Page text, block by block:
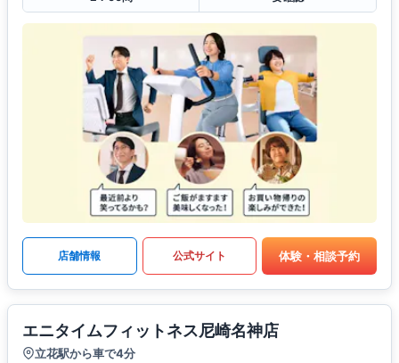
店舗情報 公式サイト 体験・相談予約
エニタイムフィットネス尼崎名神店
立花駅から車で4分